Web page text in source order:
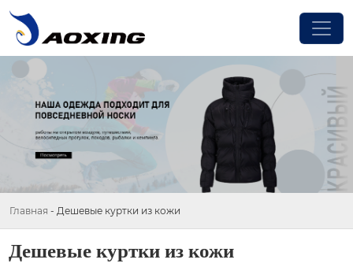
Главная - Дешевые куртки из кожи
Дешевые куртки из кожи